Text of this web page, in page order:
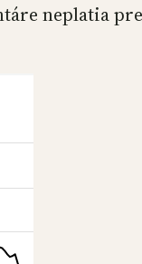
neplatia